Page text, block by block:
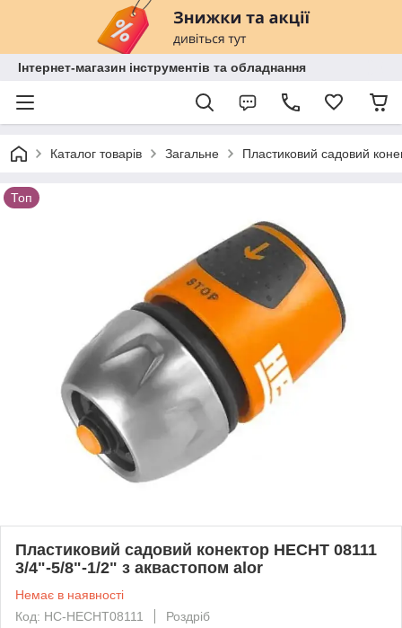
Інтернет-магазин інструментів та обладнання
Каталог товарів Загальне Пластиковий садовий
Топ
Пластиковий садовий конектор HECHT 08111
3/4"-5/8"-1/2" з аквастопом alor
Немає в наявності
Код: HC-HECHT08111
Роздріб